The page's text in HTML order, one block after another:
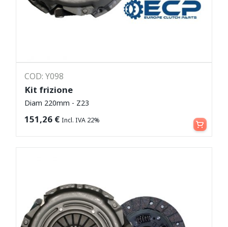
COD: Y098
Kit frizione
Diam 220mm - Z23
151,26 € Incl. IVA 22% Leggi tutto